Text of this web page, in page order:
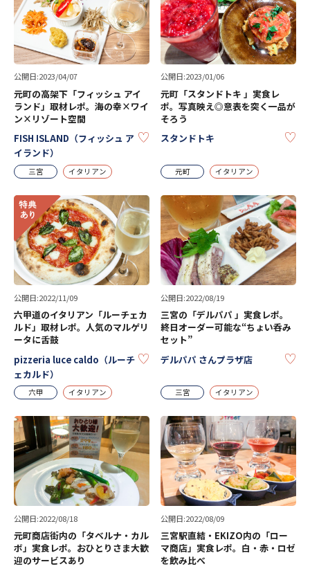
公開日:2023/04/07
元町の高架下「フィッシュ アイ
ランド」取材レポ。海の幸×ワイ
ン×リゾート空間
FISH ISLAND（フィッシュ ア
イランド）
KEEP
三宮 イタリアン
公開日:2023/01/06
元町「スタンドトキ 」実食レ
ポ。写真映え◎意表を突く一品が
そろう
スタンドトキ
元町 イタリアン
公開日:2022/11/09
六甲道のイタリアン「ルーチェカ
ルド」取材レポ。人気のマルゲリ
ータに舌鼓
pizzeria luce caldo（ルーチ
ェカルド）
KEEP
六甲 イタリアン
公開日:2022/08/19
三宮の「デルパパ 」実食レポ。
終日オーダー可能な“ちょい呑み
セット”
デルパパ さんプラザ店
三宮 イタリアン
公開日:2022/08/18
元町商店街内の「タベルナ・カル
ボ」実食レポ。おひとりさま大歓
迎のサービスあり
公開日:2022/08/09
三宮駅直結・EKIZO内の「ロー
マ商店」実食レポ。白・赤・ロゼ
を飲み比べ